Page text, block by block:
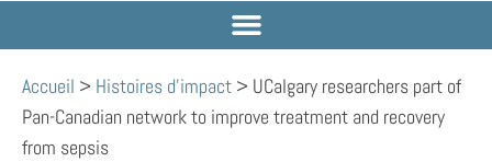
Accueil > Histoires d'impact > UCalgary researchers part of
Pan-Canadian network to improve treatment and recovery
from sepsis